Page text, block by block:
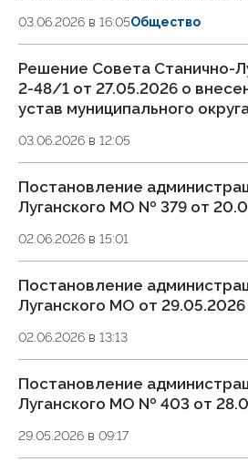
03.06.2026 в 16:05Общество
Решение Совета Станично-
2-48/1 от 27.05.2026 о
устав муниципального
03.06.2026 в 12:05
Постановление
Луганского МО № 379 от
02.06.2026 в 15:01
Постановление
Луганского МО от
02.06.2026 в 13:13
Постановление
Луганского МО № 403 от
29.05.2026 в 09:17